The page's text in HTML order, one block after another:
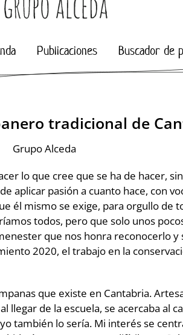
Publicaciones Buscador de
tradicional de
Grupo Alceda
lo que cree que se ha de hacer,
aplicar pasión a cuanto hace, con
él mismo se exige, para orgullo de
todos, pero que solo unos
que nos honra reconocerlo
2020, el trabajo en la
que existe en Cantabria.
llegar de la escuela, se acercaba al
también lo sería. Mi interés se